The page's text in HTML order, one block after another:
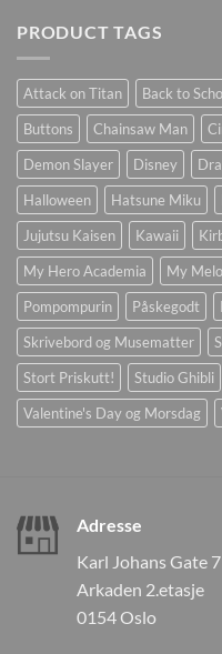
PRODUCT TAGS
Attack on Titan Back to
Buttons
Chainsaw Man
Demon Slayer
Disney
Halloween
Hatsune Miku
Jujutsu Kaisen
Kawaii
My Hero Academia
My
Pompompurin
Påskegodt
Skrivebord og Musematter
Stort Priskutt!
Studio Ghibli
Valentine's Day og Morsdag
Adresse
Karl Johans Gate 7
Arkaden 2.etasje
0154 Oslo